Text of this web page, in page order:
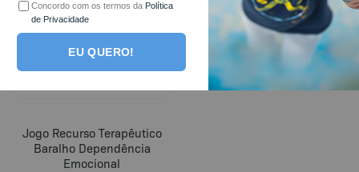
Jogo Recurso Terapêutico
Baralho Dependência
Emocional
Concordo com os termos da Política
de Privacidade
EU QUERO!